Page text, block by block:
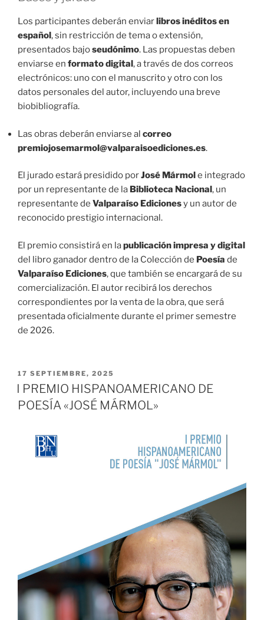
Los participantes deberán enviarlibros inéditos en
español, sin restricción de tema o extensión,
presentados bajoseudónimo. Las propuestas deben
enviarse en formato digital, a través de dos correos
electrónicos: uno con el manuscrito y otro con los
datos personales del autor, incluyendo una breve
biobibliografía.
Las obras deberán enviarse al correo
premiojosemarmol@valparaisoediciones.es.
El jurado estará presidido porJosé Mármole integrado
por un representante de la Biblioteca Nacional, un
representante de Valparaíso Edicionesy un autor de
reconocido prestigio internacional.
El premio consistirá en lapublicación impresa y digital
del libro ganador dentro de la Colección de Poesía de
Valparaíso Ediciones, que también se encargará de su
comercialización. El autor recibirá los derechos
correspondientes por la venta de la obra, que será
presentada oficialmente durante el primer semestre
de 2026.
PUBLICADO
EL
17 SEPTIEMBRE, 2025
I PREMIO HISPANOAMERICANO DE
POESÍA «JOSÉ MÁRMOL»